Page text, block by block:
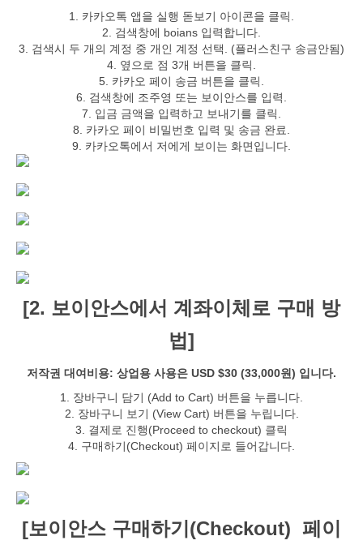
1. 카카오톡 앱을 실행 돋보기 아이콘을 클릭.
2. 검색창에 boians 입력합니다.
3. 검색시 두 개의 계정 중 개인 계정 선택. (플러스친구 송금안됨)
4. 옆으로 점 3개 버튼을 클릭.
5. 카카오 페이 송금 버튼을 클릭.
6. 검색창에 조주영 또는 보이안스를 입력.
7. 입금 금액을 입력하고 보내기를 클릭.
8. 카카오 페이 비밀번호 입력 및 송금 완료.
9. 카카오톡에서 저에게 보이는 화면입니다.
[2. 보이안스에서 계좌이체로 구매 방
법]
저작권 대여비용: 상업용 사용은 USD $30 (33,000원) 입니다.
1. 장바구니 담기 (Add to Cart) 버튼을 누릅니다.
2. 장바구니 보기 (View Cart) 버튼을 누립니다.
3. 결제로 진행(Proceed to checkout) 클릭
4. 구매하기(Checkout) 페이지로 들어갑니다.
[보이안스 구매하기(Checkout) 페이